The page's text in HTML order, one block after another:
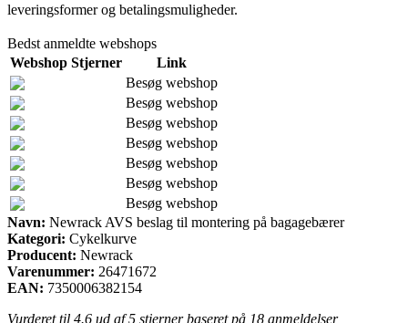
leveringsformer og betalingsmuligheder.
Bedst anmeldte webshops
Webshop Stjerner
Link
Besøg webshop
Besøg webshop
Besøg webshop
Besøg webshop
Besøg webshop
Besøg webshop
Besøg webshop
Navn: Newrack AVS beslag til montering på bagagebærer
Kategori: Cykelkurve
Producent: Newrack
Varenummer: 26471672
EAN: 7350006382154
Vurderet til 4.6 ud af 5 stjerner baseret på 18 anmeldelser